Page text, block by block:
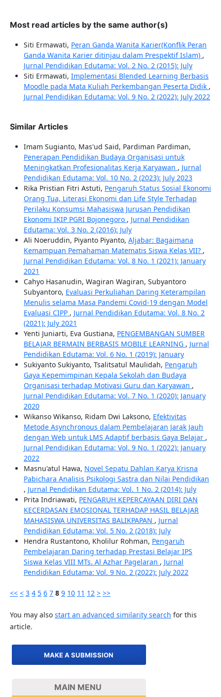
Most read articles by the same author(s)
Siti Ermawati, Peran Ganda Wanita Karier(Konflik Peran
Ganda Wanita Karier ditinjau dalam Prespektif Islam) ,
Jurnal Pendidikan Edutama: Vol. 2 No. 2 (2015): July
Siti Ermawati, Implementasi Blended Learning Berbasis
Moodle pada Mata Kuliah Perkembangan Peserta Didik ,
Jurnal Pendidikan Edutama: Vol. 9 No. 2 (2022): July 2022
Similar Articles
Imam Sugianto, Mas'ud Said, Pardiman Pardiman,
Penerapan Pendidikan Budaya Organisasi untuk
Meningkatkan Profesionalitas Kerja Karyawan , Jurnal
Pendidikan Edutama: Vol. 10 No. 2 (2023): July 2023
Rika Pristian Fitri Astuti, Pengaruh Status Sosial Ekonomi
Orang Tua, Literasi Ekonomi dan Life Style Terhadap
Perilaku Konsumsi Mahasiswa Jurusan Pendidikan
Ekonomi IKIP PGRI Bojonegoro , Jurnal Pendidikan
Edutama: Vol. 3 No. 2 (2016): July
Ali Noeruddin, Piyanto Piyanto, Aljabar: Bagaimana
Kemampuan Pemahaman Matematis Siswa Kelas VII? ,
Jurnal Pendidikan Edutama: Vol. 8 No. 1 (2021): January
2021
Cahyo Hasanudin, Wagiran Wagiran, Subyantoro
Subyantoro, Evaluasi Perkuliahan Daring Keterampilan
Menulis selama Masa Pandemi Covid-19 dengan Model
Evaluasi CIPP , Jurnal Pendidikan Edutama: Vol. 8 No. 2
(2021): July 2021
Yenti Juniarti, Eva Gustiana, PENGEMBANGAN SUMBER
BELAJAR BERMAIN BERBASIS MOBILE LEARNING , Jurnal
Pendidikan Edutama: Vol. 6 No. 1 (2019): January
Sukiyanto Sukiyanto, Tsalitsatul Maulidah, Pengaruh
Gaya Kepemimpinan Kepala Sekolah dan Budaya
Organisasi terhadap Motivasi Guru dan Karyawan ,
Jurnal Pendidikan Edutama: Vol. 7 No. 1 (2020): January
2020
Wikanso Wikanso, Ridam Dwi Laksono, Efektivitas
Metode Asynchronous dalam Pembelajaran Jarak Jauh
dengan Web untuk LMS Adaptif berbasis Gaya Belajar ,
Jurnal Pendidikan Edutama: Vol. 9 No. 1 (2022): January
2022
Masnu'atul Hawa, Novel Sepatu Dahlan Karya Krisna
Pabichara Analisis Psikologi Sastra dan Nilai Pendidikan
, Jurnal Pendidikan Edutama: Vol. 1 No. 2 (2014): July
Prita Indriawati, PENGARUH KEPERCAYAAN DIRI DAN
KECERDASAN EMOSIONAL TERHADAP HASIL BELAJAR
MAHASISWA UNIVERSITAS BALIKPAPAN , Jurnal
Pendidikan Edutama: Vol. 5 No. 2 (2018): July
Hendra Rustantono, Kholilur Rohman, Pengaruh
Pembelajaran Daring terhadap Prestasi Belajar IPS
Siswa Kelas VIII MTs. Al Azhar Pagelaran , Jurnal
Pendidikan Edutama: Vol. 9 No. 2 (2022): July 2022
<< < 3 4 5 6 7 8 9 10 11 12 > >>
You may also start an advanced similarity search for this
article.
MAKE A SUBMISSION
MAIN MENU